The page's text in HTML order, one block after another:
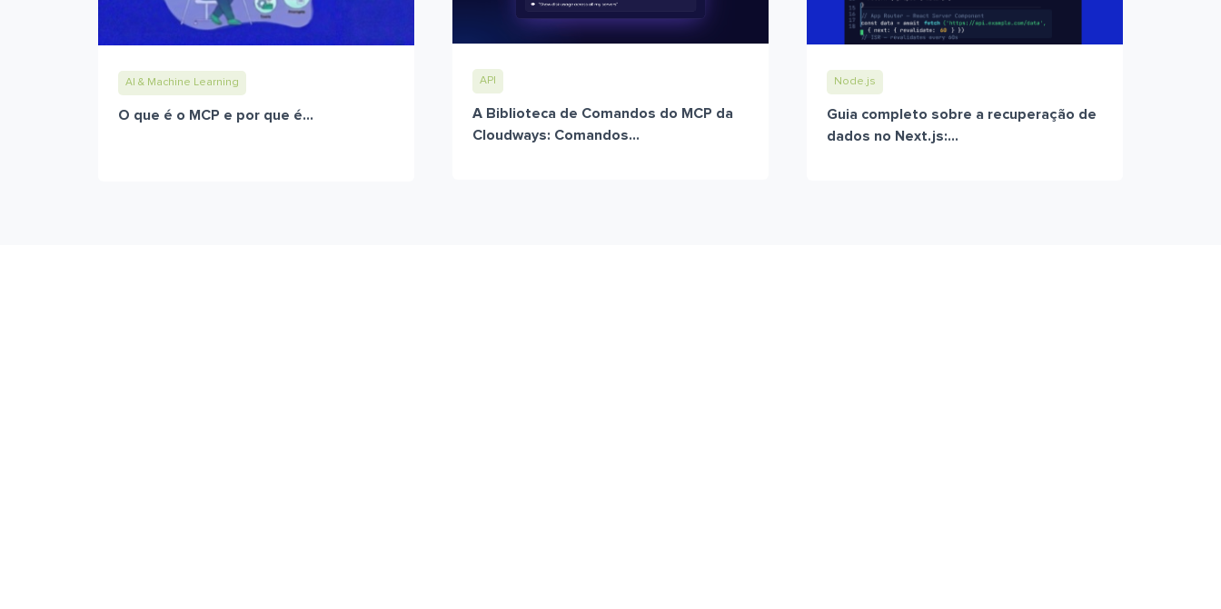
AI & Machine Learning
O que é o MCP e por que é...
API
A Biblioteca de Comandos do MCP da
Cloudways: Comandos...
Node.js
Guia completo sobre a recuperação de
dados no Next.js:...